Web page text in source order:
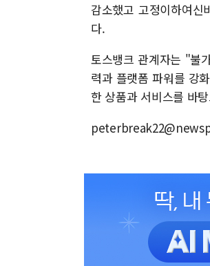
감소했고 고정이하여
다.
토스뱅크 관계자는 "불
력과 플랫폼 파워를 강
한 상품과 서비스를 바